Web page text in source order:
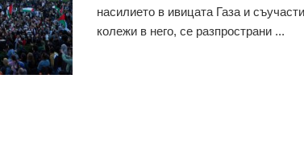
насилието в ивицата Газа и
колежи в него, се разпространи ...